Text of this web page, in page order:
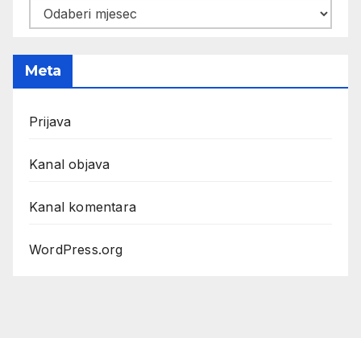
Arhiva
Meta
Prijava
Kanal objava
Kanal komentara
WordPress.org